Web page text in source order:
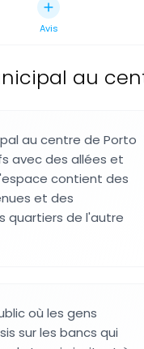
Avis
au
au centre de Porto
avec des allées et
contient des
et des
quartiers de l'autre
où les gens
sur les bancs qui